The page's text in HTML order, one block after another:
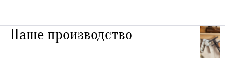
Наше производство